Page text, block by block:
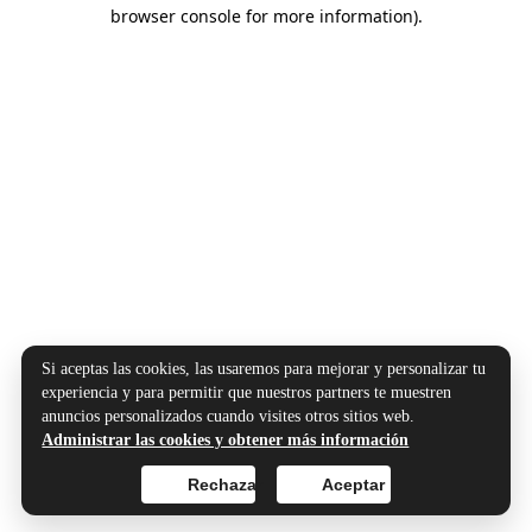
browser console for more information).
Si aceptas las cookies, las usaremos para mejorar y personalizar tu
experiencia y para permitir que nuestros partners te muestren
anuncios personalizados cuando visites otros sitios web.
Administrar las cookies y obtener más información
Aceptar
Rechazar